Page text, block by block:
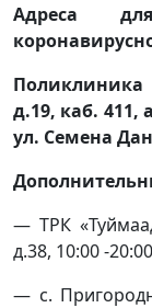
Адреса
д.19, каб. 411,
ул. Семена
— ТРК
д.38, 10:00 -20:00
— с.